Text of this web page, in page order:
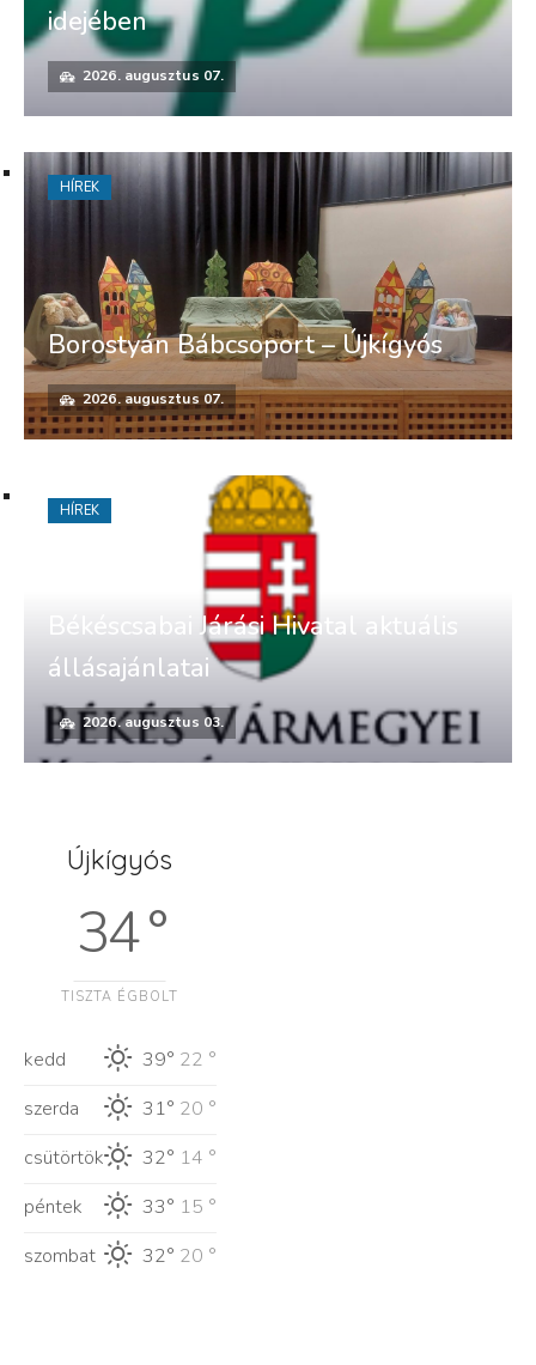
idejében
2026. augusztus 07.
Borostyán Bábcsoport – Újkígyós
2026. augusztus 07.
HÍREK
Békéscsabai Járási Hivatal aktuális
állásajánlatai
2026. augusztus 03.
HÍREK
Újkígyós
34 °
TISZTA ÉGBOLT
kedd 39° 22 °
szerda
31° 20 °
csütörtök
32° 14 °
péntek
33° 15 °
szombat
32° 20 °